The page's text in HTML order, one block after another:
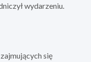
wydarzeniu.
się